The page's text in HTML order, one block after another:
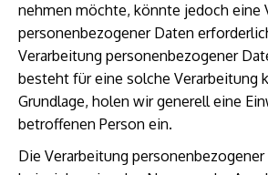
nehmen möchte, könnte jedoch eine
personenbezogener Daten
Verarbeitung personenbezogener
besteht für eine solche Verarbeitung
Grundlage, holen wir generell eine
betroffenen Person ein.
Die Verarbeitung personenbezogener